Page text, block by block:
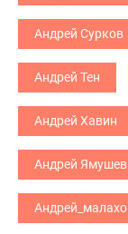
Андрей Сурков
Андрей Тен
Андрей Хавин
Андрей Ямушев